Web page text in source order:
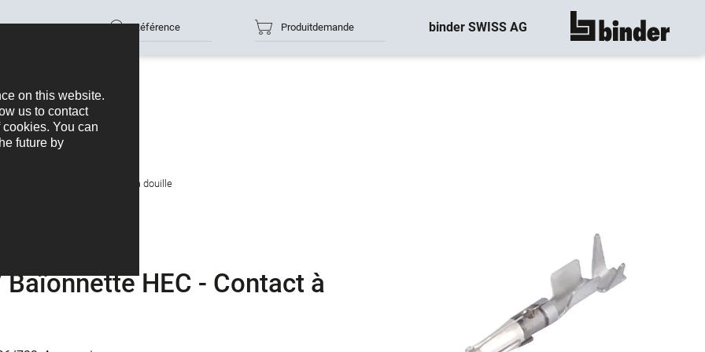
Référence Produitdemande binder SWISS AG montre tout
/ Baïonnette HEC - Contact à douille
HEC - Contact à